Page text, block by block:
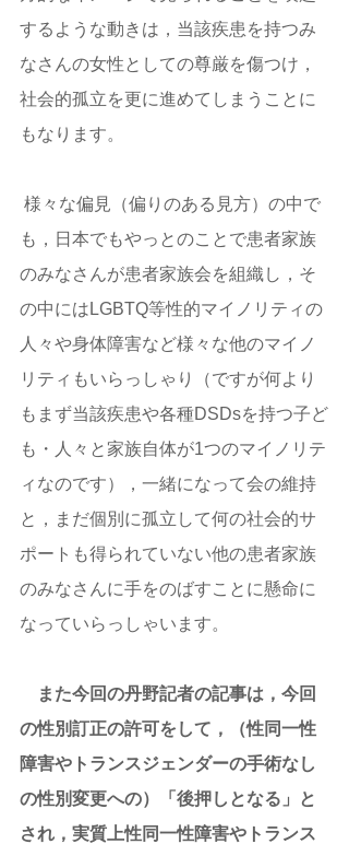
するような動きは，当該疾患を持つみ
なさんの女性としての尊厳を傷つけ，
社会的孤立を更に進めてしまうことに
もなります。
様々な偏見（偏りのある見方）の中で
も，日本でもやっとのことで患者家族
のみなさんが患者家族会を組織し，そ
の中にはLGBTQ等性的マイノリティの
人々や身体障害など様々な他のマイノ
リティもいらっしゃり（ですが何より
もまず当該疾患や各種DSDsを持つ子ど
も・人々と家族自体が1つのマイノリテ
ィなのです），一緒になって会の維持
と，まだ個別に孤立して何の社会的サ
ポートも得られていない他の患者家族
のみなさんに手をのばすことに懸命に
なっていらっしゃいます。
また今回の丹野記者の記事は，今回
の性別訂正の許可をして，（性同一性
障害やトランスジェンダーの手術なし
の性別変更への）「後押しとなる」と
され，実質上性同一性障害やトランス